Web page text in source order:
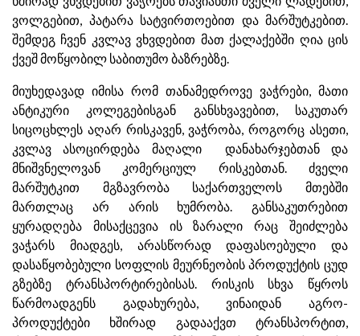
ვოლგებით, პატარა სატვირთოებით და მარშუტკებით.
შემდეგ ჩვენ კვლავ ვხვდებით მათ ქალაქებში ღია ცის
ქვეშ მოწყობილ საბითუმო ბაზრებზე.
მიუხედავად იმისა რომ თანამედროვე ვაჭრები, მათი
ანტიკური კოლეგებისგან განსხვავებით, საკუთარ
სიცოცხლეს აღარ რისკავენ, ვაჭრობა, როგორც ასეთი,
კვლავ ასოცირდება მაღალი დანახარჯებთან და
მნიშვნელოვან კომერციულ რისკებთან. ძველი
მარშუტკით მგზავრობა საქართველოს მთებში
მართლაც არ არის ხუმრობა. განსაკუთრებით
ყურადღება მისაქცევია ის ზარალი რაც შეიძლება
ვაჭარს მიადგეს, არასწორად დაფასოებული და
დასაწყობებული სოფლის მეურნეობის პროდუქტის ცუდ
გზებზე ტრანსპორტირებისას. რისკის სხვა წყროს
წარმოადგენს გადახურება, ვინაიდან აგრო-
პროდუქტები ხშირად გადააქვთ ტრანსპორტით,